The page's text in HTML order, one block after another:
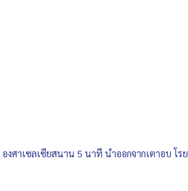
ศาเซลเซียสนาน 5 นาที นำออกจากเตาอบ โรย